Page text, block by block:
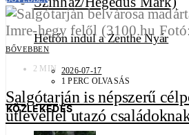
Hétfőn indul a Zenthe Nyár
2026-07-17
1 PERC OLVASÁS
KÖZLEKEDÉS
BŐVEBBEN
2 MIN
Salgótarján is népszerű
útlevéllel utazó